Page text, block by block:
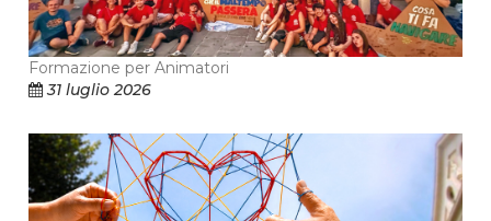
Formazione per Animatori
31 luglio 2026